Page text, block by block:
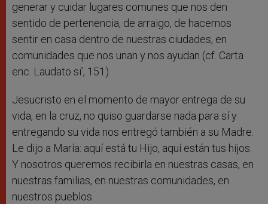
generar y cuidar lugares comunes que nos den
sentido de pertenencia, de arraigo, de hacernos
sentir en casa dentro de nuestras ciudades, en
comunidades que nos unan y nos ayudan (cf. Carta
enc. Laudato si’, 151).
Jesucristo en el momento de mayor entrega de su
vida, en la cruz, no quiso guardarse nada para sí y
entregando su vida nos entregó también a su Madre.
Le dijo a María: aquí está tu Hijo, aquí están tus hijos.
Y nosotros queremos recibirla en nuestras casas, en
nuestras familias, en nuestras comunidades, en
nuestros pueblos.